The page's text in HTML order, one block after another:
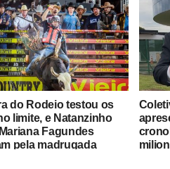
do Rodeio testou os
limite, e Natanzinho
Fagundes
pela madrugada